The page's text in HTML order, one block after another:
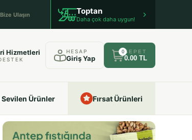
Bize Ulaşın Toptan
Daha çok daha uygun!
Hizmetleri HESAP
Giriş Yap
0 SEPET
0.00 TL
Sevilen Ürünler Fırsat Ürünleri